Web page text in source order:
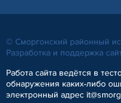
© Сморгонский районный
Разработка и поддержка
Работа сайта ведётся в
обнаружения каких-либо
электронный адрес